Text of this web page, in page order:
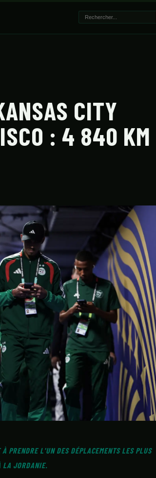
CITY
: 4 840 KM
PRENDRE L'UN DES DÉPLACEMENTS LES PLUS
LA JORDANIE.